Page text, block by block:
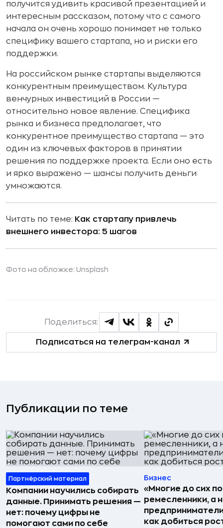
получится удивить красивой презентацией и
интересным рассказом, потому что с самого
начала он очень хорошо понимает не только
специфику вашего стартапа, но и риски его
поддержки.
На российском рынке стартапы выделяются
конкурентным преимуществом. Культура
венчурных инвестиций в России —
относительно новое явление. Специфика
рынка и бизнеса предполагает, что
конкурентное преимущество стартапа — это
один из ключевых факторов в принятии
решения по поддержке проекта. Если оно есть
и ярко выражено — шансы получить деньги
умножаются.
Читать по теме: Как стартапу привлечь
внешнего инвестора: 5 шагов
Фото на обложке: Unsplash
Подписаться на телеграм-канал
Поделиться:
Публикации по теме
Партнёрский материал
Компании научились собирать
данные. Принимать решения —
нет: почему цифры не
помогают сами по себе
Бизнес
«Многие до сих
ремесленники, а
как добиться